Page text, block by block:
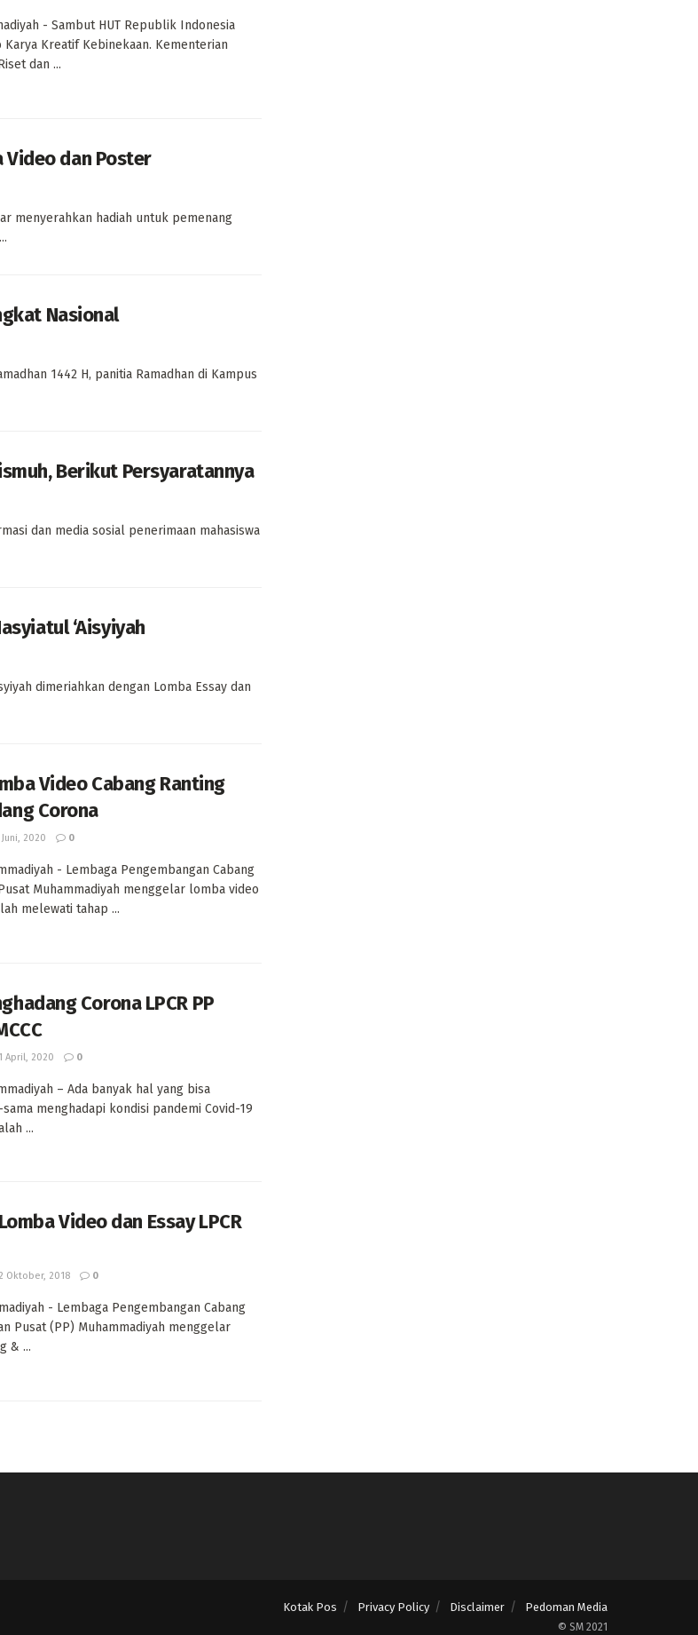
- Sambut HUT Republik Indonesia
Karya Kreatif Kebinekaan. Kementerian
dan ...
Video dan Poster
menyerahkan hadiah untuk pemenang
Nasional
1442 H, panitia Ramadhan di Kampus
Berikut Persyaratannya
dan media sosial penerimaan mahasiswa
‘Aisyiyah
dimeriahkan dengan Lomba Essay dan
Video Cabang Ranting
Corona
2020 0
- Lembaga Pengembangan Cabang
Muhammadiyah menggelar lomba video
melewati tahap ...
Corona LPCR PP
April, 2020 0
– Ada banyak hal yang bisa
menghadapi kondisi pandemi Covid-19
...
Video dan Essay LPCR
Oktober, 2018 0
- Lembaga Pengembangan Cabang
Pusat (PP) Muhammadiyah menggelar
& ...
Kotak Pos Privacy Policy Disclaimer Pedoman Media
© SM 2021